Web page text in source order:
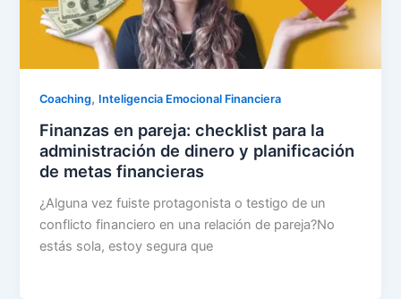
Coaching, Inteligencia Emocional Financiera
Finanzas en pareja: checklist para la
administración de dinero y planificación
de metas financieras
¿Alguna vez fuiste protagonista o testigo de un
conflicto financiero en una relación de pareja?No
estás sola, estoy segura que